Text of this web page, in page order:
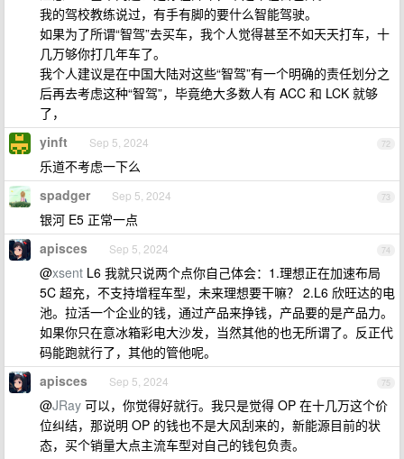
我的驾校教练说过，有手有脚的要什么智能驾驶。
如果为了所谓“智驾”去买车，我个人觉得甚至不如天天打车，十
几万够你打几年车了。
我个人建议是在中国大陆对这些“智驾”有一个明确的责任划分之
后再去考虑这种“智驾”，毕竟绝大多数人有 ACC 和 LCK 就够
了，
72
yinft Sep 5, 2024
乐道不考虑一下么
73
spadger Sep 5, 2024
银河 E5 正常一点
74
apisces Sep 5, 2024
@xsent L6 我就只说两个点你自己体会：1.理想正在加速布局
5C 超充，不支持增程车型，未来理想要干嘛？ 2.L6 欣旺达的电
池。拉活一个企业的钱，通过产品来挣钱，产品要的是产品力。
如果你只在意冰箱彩电大沙发，当然其他的也无所谓了。反正代
码能跑就行了，其他的管他呢。
75
apisces Sep 5, 2024
@JRay 可以，你觉得好就行。我只是觉得 OP 在十几万这个价
位纠结，那说明 OP 的钱也不是大风刮来的，新能源目前的状
态，买个销量大点主流车型对自己的钱包负责。